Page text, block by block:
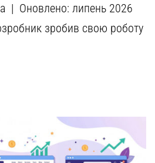
| Оновлено: липень 2026
зробив свою роботу